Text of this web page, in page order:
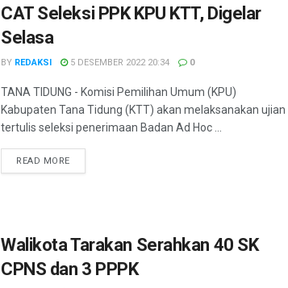
CAT Seleksi PPK KPU KTT, Digelar
Selasa
BY REDAKSI 5 DESEMBER 2022 20:34 0
TANA TIDUNG - Komisi Pemilihan Umum (KPU)
Kabupaten Tana Tidung (KTT) akan melaksanakan ujian
tertulis seleksi penerimaan Badan Ad Hoc ...
READ MOREDETAILS
Walikota Tarakan Serahkan 40 SK
CPNS dan 3 PPPK